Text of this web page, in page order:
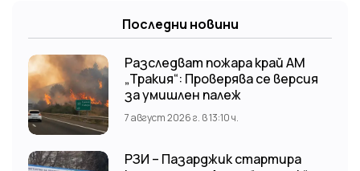
Последни новини
Разследват пожара край АМ
„Тракия“: Проверява се версия
за умишлен палеж
7 август 2026 г. в 13:10 ч.
РЗИ – Пазарджик стартира